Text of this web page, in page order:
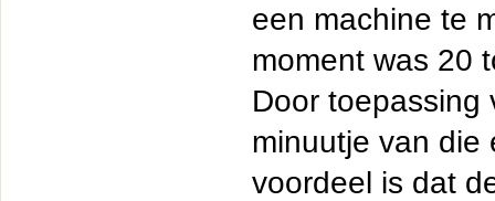
een machine te
moment was 20
Door toepassing
minuutje van die
voordeel is dat